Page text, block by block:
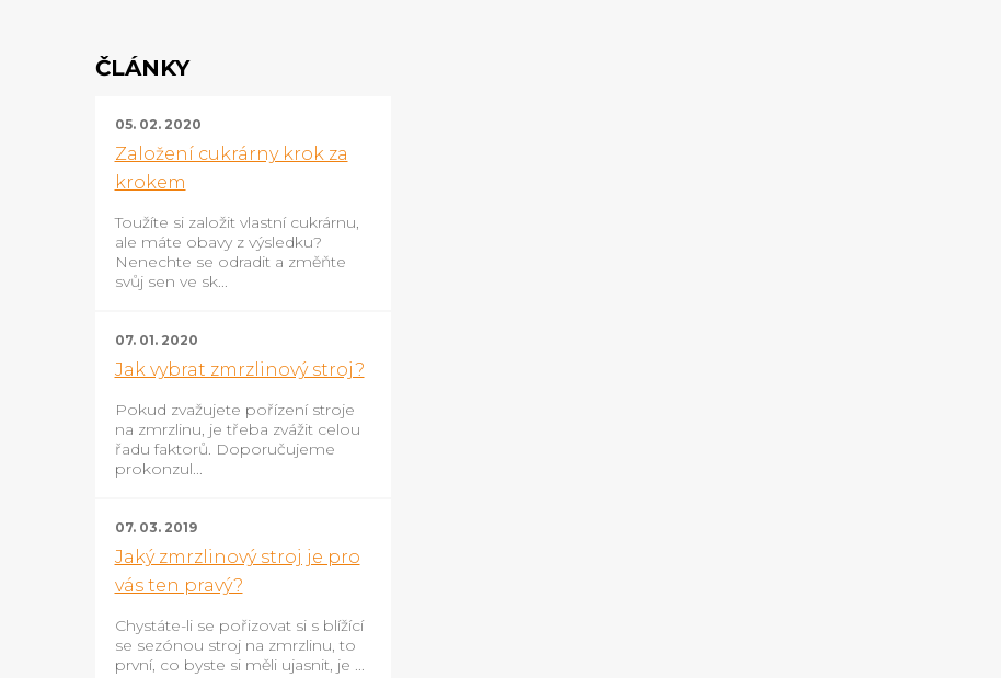
ČLÁNKY
05. 02. 2020
Založení cukrárny krok za
krokem
Toužíte si založit vlastní cukrárnu,
ale máte obavy z výsledku?
Nenechte se odradit a změňte
svůj sen ve sk...
07. 01. 2020
Jak vybrat zmrzlinový stroj?
Pokud zvažujete pořízení stroje
na zmrzlinu, je třeba zvážit celou
řadu faktorů. Doporučujeme
prokonzul...
07. 03. 2019
Jaký zmrzlinový stroj je pro
vás ten pravý?
Chystáte-li se pořizovat si s blížící
se sezónou stroj na zmrzlinu, to
první, co byste si měli ujasnit, je ...